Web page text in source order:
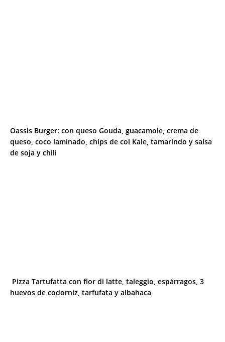
Oassis Burger: con queso Gouda, guacamole, crema de
queso, coco laminado, chips de col Kale, tamarindo y salsa
de soja y chili
Pizza Tartufatta con flor di latte, taleggio, espárragos, 3
huevos de codorniz, tarfufata y albahaca